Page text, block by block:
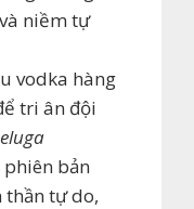
niềm tự
vodka hàng
tri ân đội
phiên bản
tự do,